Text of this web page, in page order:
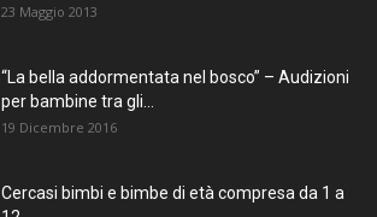
23 Maggio 2013
“La bella addormentata nel bosco” – Audizioni
per bambine tra gli...
19 Dicembre 2016
Cercasi bimbi e bimbe di età compresa da 1 a